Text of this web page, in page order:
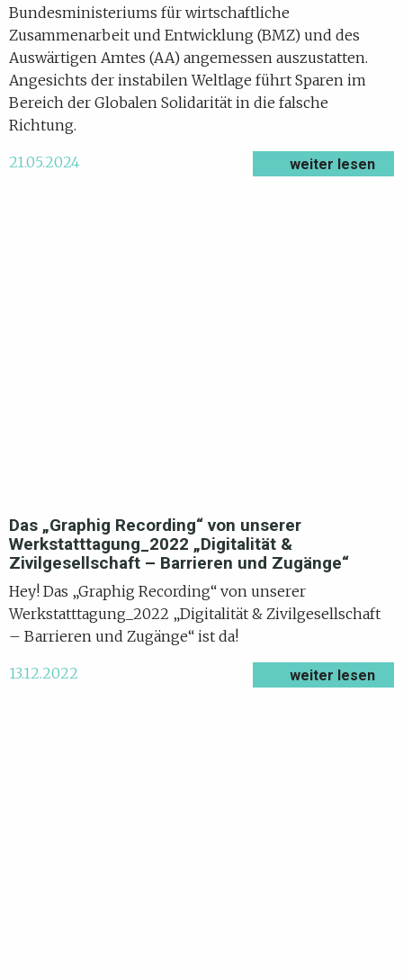
Bundesministeriums für wirtschaftliche
Zusammenarbeit und Entwicklung (BMZ) und des
Auswärtigen Amtes (AA) angemessen auszustatten.
Angesichts der instabilen Weltlage führt Sparen im
Bereich der Globalen Solidarität in die falsche
Richtung.
21.05.2024 weiter lesen
Das „Graphig Recording“ von unserer
Werkstatttagung_2022 „Digitalität &
Zivilgesellschaft – Barrieren und Zugänge“
Hey! Das „Graphig Recording“ von unserer
Werkstatttagung_2022 „Digitalität & Zivilgesellschaft
– Barrieren und Zugänge“ ist da!
13.12.2022 weiter lesen